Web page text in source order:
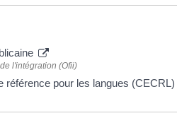
l'intégration (Ofii)
référence pour les langues